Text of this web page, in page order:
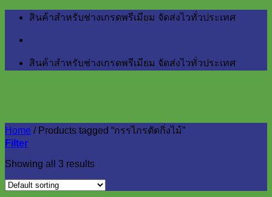
Skip
สินค้าสำหรับช่างเกรดพรีเมียม จัดส่งไวทั่วประเทศ
สินค้าสำหรับช่างเกรดพรีเมียม จัดส่งไวทั่วประเทศ
Home /Products tagged “กรรไกรตัดกิ่งไม้”
Filter
Showing all 3 results